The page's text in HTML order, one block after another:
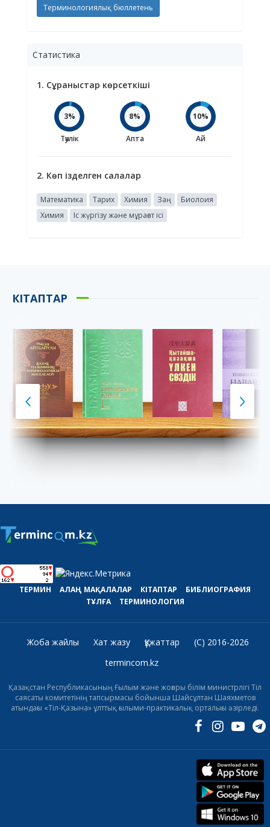
Терминологиялық бюллетень
Статистика
1. Сұраныстар көрсеткіші
3%
Тәулік
8%
Апта
10%
Ай
2. Көп ізделген салалар
Математика Тарих Химия Заң
Биолоия
Химия
Іс жүргізу және мұрағат ісі
КІТАПТАР
ТЕРМИН АЛАҢ МАҚАЛАЛАР КІТАПТАР
БИБЛИОГРАФИЯ
ТҰЛҒА
ТЕРМИНОЛОГИЯ
Жоба жайлы Хат жазу Құжаттар
(C) 2016-2026
termincom.kz
Қазақстан Республикасының Ғылым және жоғары білім министрлігі Тіл
саясаты комитетінің тапсырмасы бойынша Шайсұлтан Шаяхметов
атындағы «Тіл-Қазына» ұлттық ғылыми-практикалық орталығы әзірледі.